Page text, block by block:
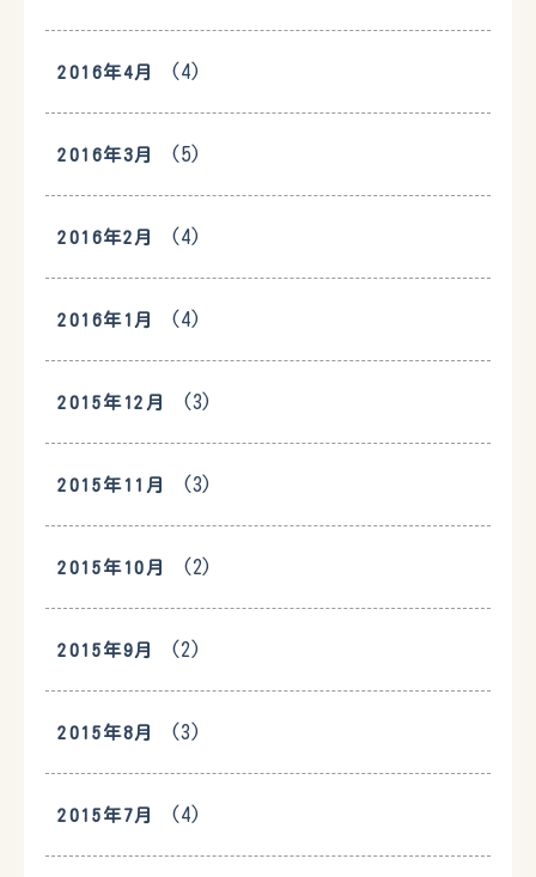
2016年4月 (4)
2016年3月 (5)
2016年2月 (4)
2016年1月 (4)
2015年12月 (3)
2015年11月 (3)
2015年10月 (2)
2015年9月 (2)
2015年8月 (3)
2015年7月 (4)